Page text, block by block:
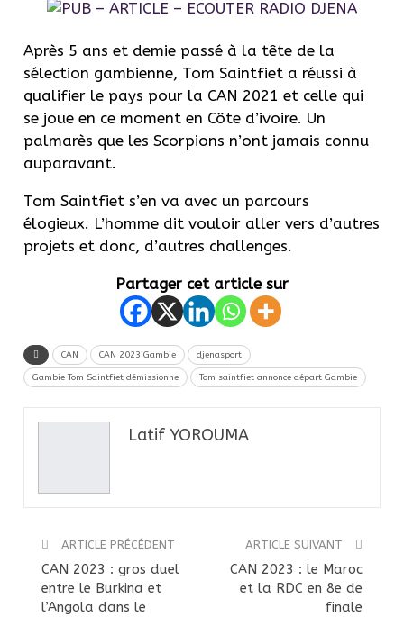
Après 5 ans et demie passé à la tête de la
sélection gambienne, Tom Saintfiet a réussi à
qualifier le pays pour la CAN 2021 et celle qui
se joue en ce moment en Côte d’ivoire. Un
palmarès que les Scorpions n’ont jamais connu
auparavant.
Tom Saintfiet s’en va avec un parcours
élogieux. L’homme dit vouloir aller vers d’autres
projets et donc, d’autres challenges.
Partager cet article sur
CAN CAN 2023 Gambie djenasport
Gambie Tom Saintfiet démissionne Tom saintfiet annonce départ Gambie
Latif YOROUMA
ARTICLE PRÉCÉDENT
CAN 2023 : gros duel
entre le Burkina et
l’Angola dans le
ARTICLE SUIVANT
CAN 2023 : le Maroc
et la RDC en 8e de
finale